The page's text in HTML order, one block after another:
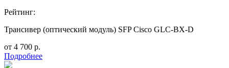
Рейтинг:
Трансивер (оптический модуль) SFP Cisco GLC-BX-D
от 4 700 р.
Подробнее